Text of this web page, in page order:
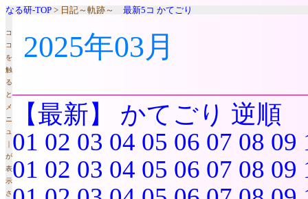
なる研-TOP > 日記～軌跡～ 最新5コ かてごり
コ
コ
を
触
る
と
メ
ニ
ュ
｜
が
表
示
さ
2025年03月
【最新】 かてごり 逆順
01 02 03 04 05 06 07 08 09
01 02 03 04 05 06 07 08 09